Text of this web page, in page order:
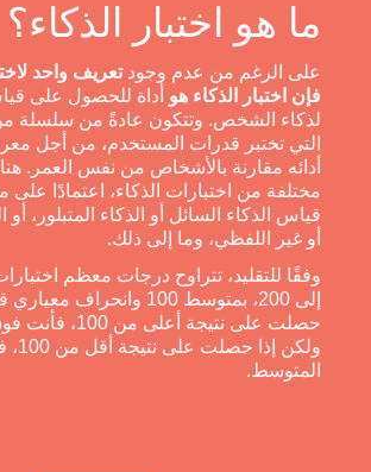
ما هو اختبار الذكاء؟
على الرغم من عدم وجودتعريف واحد
فإن اختبار الذكاء هو أداة للحصول على قياس
لذكاء الشخص. وتتكون عادةً من سلسلة من
التي تختبر قدرات المستخدم، من أجل
أدائه مقارنة بالأشخاص من نفس العمر. هناك
مختلفة من اختبارات الذكاء، اعتمادًا على ما
قياس الذكاء السائل أو الذكاء المتبلور، أو
أو غير اللفظي، وما إلى ذلك.
حصلت على نتيجة أعلى من
ولكن إذا حصلت
المتوسط.